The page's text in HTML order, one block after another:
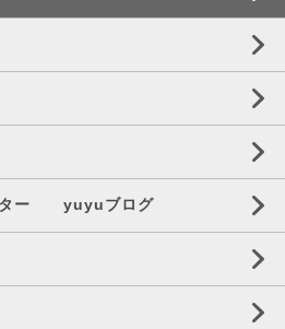
ター yuyuブログ